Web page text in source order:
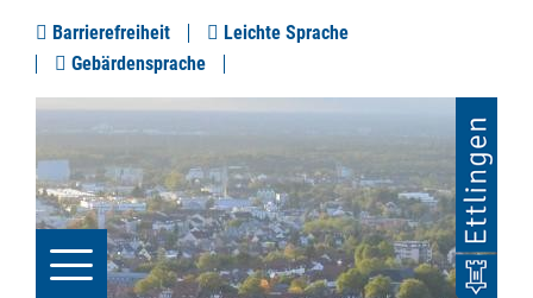
Barrierefreiheit
Leichte Sprache
Gebärdensprache